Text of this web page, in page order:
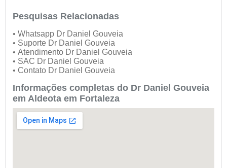
Pesquisas Relacionadas
• Whatsapp Dr Daniel Gouveia
• Suporte Dr Daniel Gouveia
• Atendimento Dr Daniel Gouveia
• SAC Dr Daniel Gouveia
• Contato Dr Daniel Gouveia
Informações completas do Dr Daniel Gouveia
em Aldeota em Fortaleza